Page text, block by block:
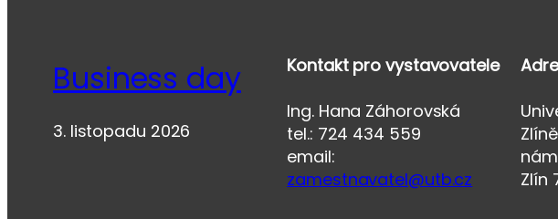
Business day
3. listopadu 2026
Kontakt pro vystavovatele
Ing. Hana Záhorovská
tel.: 724 434 559
email:
zamestnavatel@utb.cz
Zlíně
Zlín